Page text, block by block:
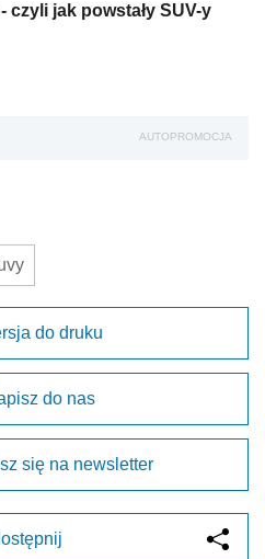
jak powstały SUV-y
AUTOPROMOCJA
do druku
do nas
się na newsletter